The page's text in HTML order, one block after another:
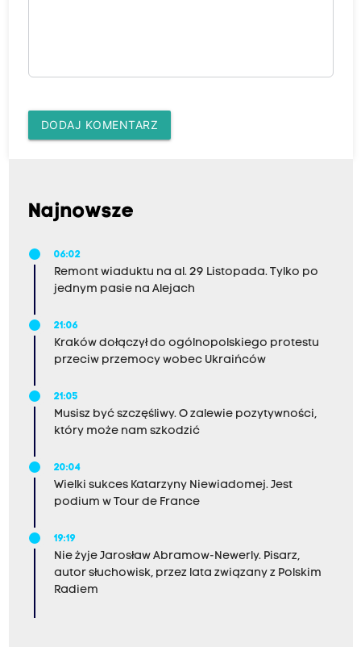
DODAJ KOMENTARZ
Najnowsze
06:02
Remont wiaduktu na al. 29 Listopada. Tylko po
jednym pasie na Alejach
21:06
Kraków dołączył do ogólnopolskiego protestu
przeciw przemocy wobec Ukraińców
21:05
Musisz być szczęśliwy. O zalewie pozytywności,
który może nam szkodzić
20:04
Wielki sukces Katarzyny Niewiadomej. Jest
podium w Tour de France
19:19
Nie żyje Jarosław Abramow-Newerly. Pisarz,
autor słuchowisk, przez lata związany z Polskim
Radiem